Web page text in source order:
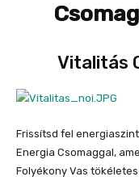
Vitalitás
Frissítsd fel
Energia Csomaggal,
Folyékony Vas